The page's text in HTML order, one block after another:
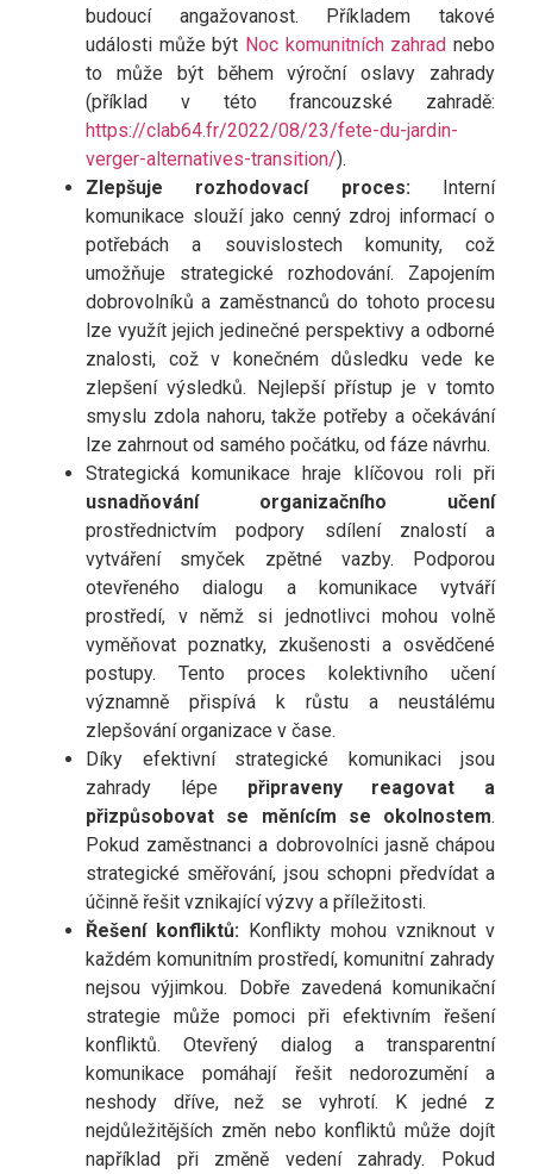
budoucí angažovanost. Příkladem takové
události může být Noc komunitních zahrad nebo
to může být během výroční oslavy zahrady
(příklad v této francouzské zahradě:
https://clab64.fr/2022/08/23/fete-du-jardin-
verger-alternatives-transition/).
Zlepšuje rozhodovací proces: Interní
komunikace slouží jako cenný zdroj informací o
potřebách a souvislostech komunity, což
umožňuje strategické rozhodování. Zapojením
dobrovolníků a zaměstnanců do tohoto procesu
lze využít jejich jedinečné perspektivy a odborné
znalosti, což v konečném důsledku vede ke
zlepšení výsledků. Nejlepší přístup je v tomto
smyslu zdola nahoru, takže potřeby a očekávání
lze zahrnout od samého počátku, od fáze návrhu.
Strategická komunikace hraje klíčovou roli při
usnadňování organizačního učení
prostřednictvím podpory sdílení znalostí a
vytváření smyček zpětné vazby. Podporou
otevřeného dialogu a komunikace vytváří
prostředí, v němž si jednotlivci mohou volně
vyměňovat poznatky, zkušenosti a osvědčené
postupy. Tento proces kolektivního učení
významně přispívá k růstu a neustálému
zlepšování organizace v čase.
Díky efektivní strategické komunikaci jsou
zahrady lépe připraveny reagovat a
přizpůsobovat se měnícím se okolnostem.
Pokud zaměstnanci a dobrovolníci jasně chápou
strategické směřování, jsou schopni předvídat a
účinně řešit vznikající výzvy a příležitosti.
Řešení konfliktů: Konflikty mohou vzniknout v
každém komunitním prostředí, komunitní zahrady
nejsou výjimkou. Dobře zavedená komunikační
strategie může pomoci při efektivním řešení
konfliktů. Otevřený dialog a transparentní
komunikace pomáhají řešit nedorozumění a
neshody dříve, než se vyhrotí. K jedné z
nejdůležitějších změn nebo konfliktů může dojít
například při změně vedení zahrady. Pokud